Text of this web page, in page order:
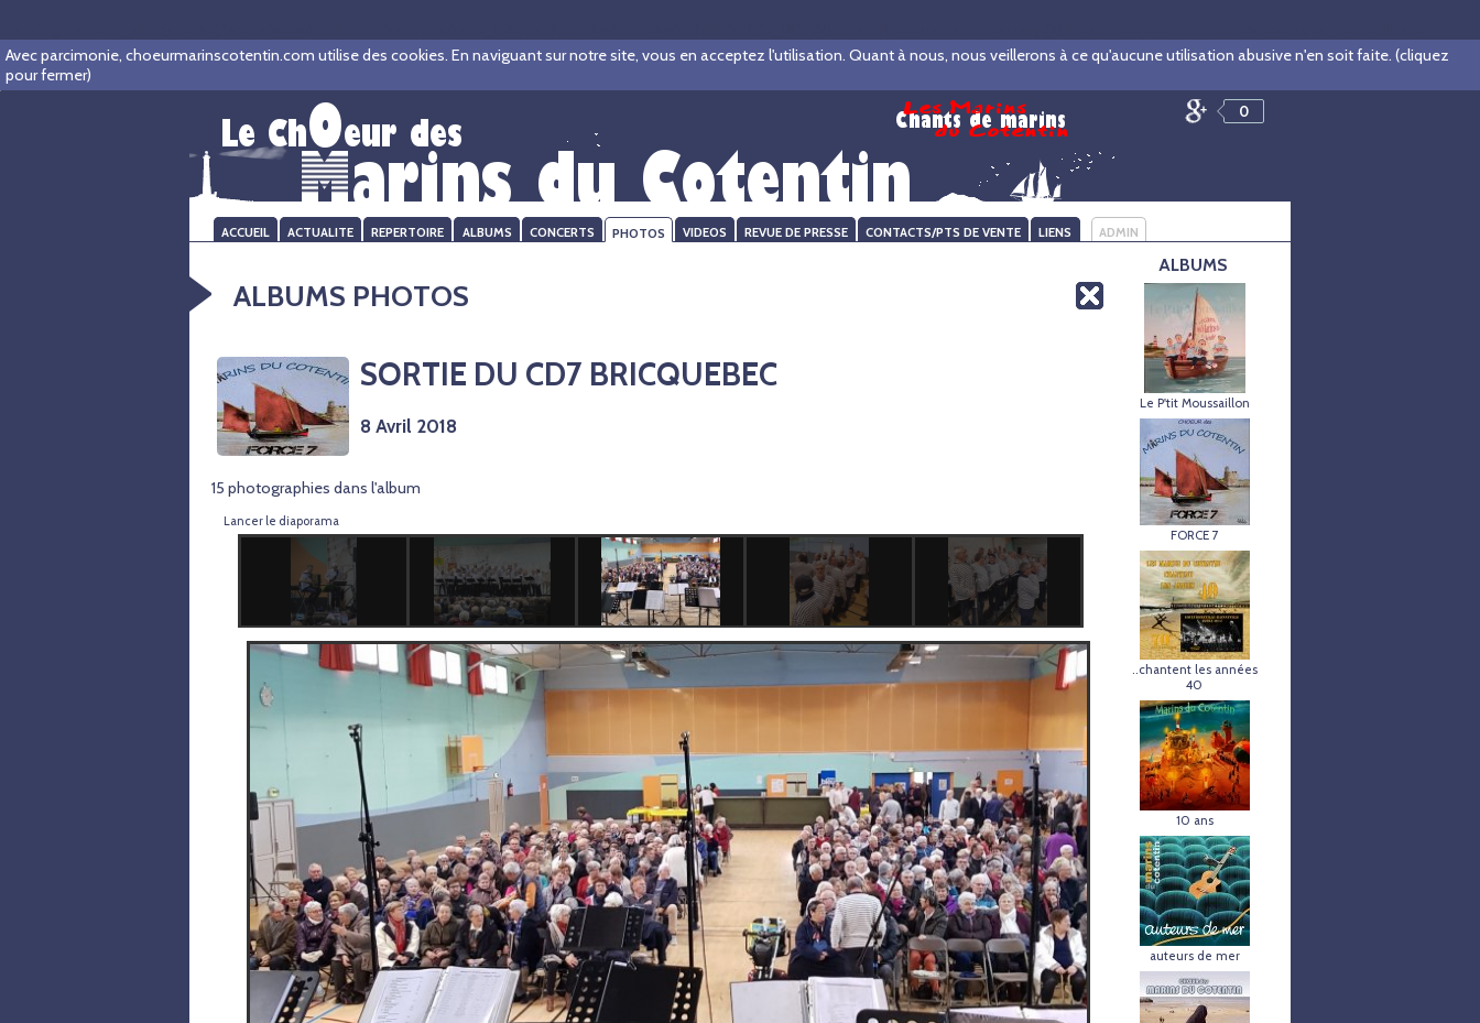
Avec parcimonie, choeurmarinscotentin.com utilise des cookies. En naviguant sur notre site, vous en acceptez l'utilisation. Quant à nous, nous veillerons à ce qu'aucune utilisation abusive n'en soit faite. (cliquez
pour fermer)
0
ACCUEIL ACTUALITE REPERTOIRE ALBUMS CONCERTS PHOTOS VIDEOS REVUE DE PRESSE CONTACTS/PTS DE VENTE LIENS ADMIN
ALBUMS PHOTOS
SORTIE DU CD7 BRICQUEBEC
8 Avril 2018
15 photographies dans l'album
Lancer le diaporama
ALBUMS
Le P'tit Moussaillon
FORCE 7
..chantent les années
40
10 ans
auteurs de mer